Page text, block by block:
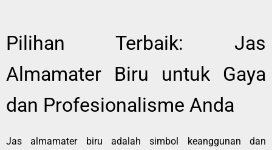
Pilihan Terbaik: Jas
Almamater Biru untuk Gaya
dan Profesionalisme Anda
Jas almamater biru adalah simbol keanggunan dan